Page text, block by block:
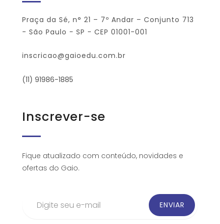
Praça da Sé, n° 21 – 7º Andar – Conjunto 713
- São Paulo - SP - CEP 01001-001
inscricao@gaioedu.com.br
(11) 91986-1885
Inscrever-se
Fique atualizado com conteúdo, novidades e
ofertas do Gaio.